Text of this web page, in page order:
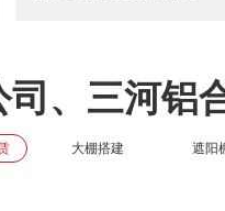
、三河铝
大棚搭建 遮阳